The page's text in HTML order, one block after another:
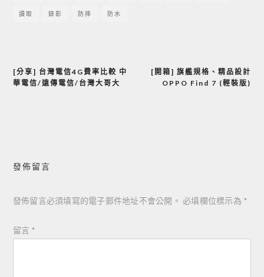
讀取 錄影 防摔 防水
文
[分享] 台灣電信4G費率比較 中
華電信/遠傳電信/台灣大哥大
[開箱] 旗艦規格、精品設計
OPPO Find 7 (輕裝版)
發佈留言
發佈留言必須填寫的電子郵件地址不會公開。 必填欄位標示為 *
留言 *